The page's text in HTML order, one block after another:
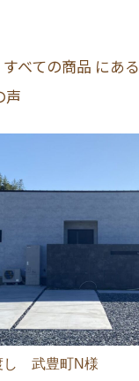
べての商品 にある
声
し 武豊町N様